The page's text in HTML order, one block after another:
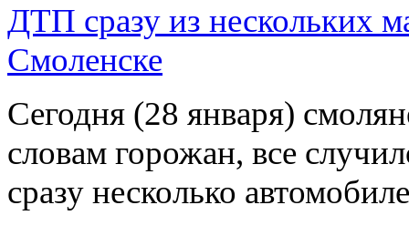
ДТП сразу из нескольких
Смоленске
Сегодня (28 января)
словам горожан, все
сразу несколько